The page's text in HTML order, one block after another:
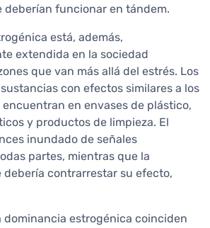
deberían funcionar en tándem.
está, además,
extendida en la sociedad
que van más allá del estrés. Los
con efectos similares a los
en envases de plástico,
y productos de limpieza. El
inundado de señales
partes, mientras que la
debería contrarrestar su efecto,
dominancia estrogénica coinciden